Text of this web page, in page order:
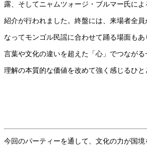
露、そしてニャムツォージ・ブルマー氏に
紹介が行われました。終盤には、来場者全
なってモンゴル民謡に合わせて踊る場面もあ
言葉や文化の違いを超えた「心」でつなが
理解の本質的な価値を改めて強く感じるひと
今回のパーティーを通して、文化の力が国